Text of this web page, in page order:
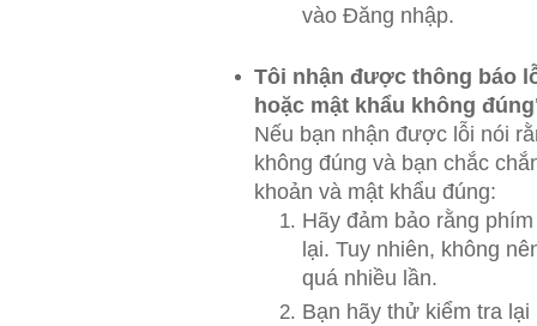
vào Đăng nhập.
Tôi nhận được thông báo
hoặc mật khẩu không
Nếu bạn nhận được lỗi nói
không đúng và bạn chắc
khoản và mật khẩu đúng:
Hãy đảm bảo rằng
lại. Tuy nhiên, không
quá nhiều lần.
Bạn hãy thử kiểm tra